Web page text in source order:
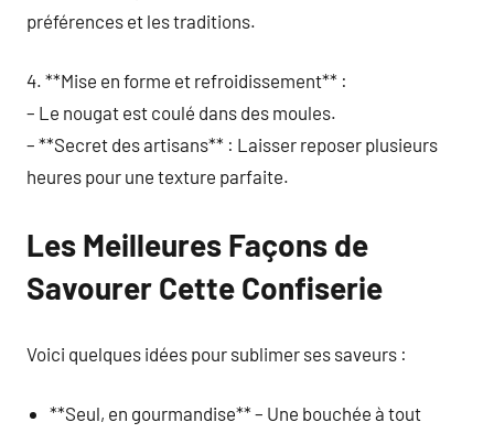
préférences et les traditions.
4. **Mise en forme et refroidissement** :
– Le nougat est coulé dans des moules.
– **Secret des artisans** : Laisser reposer plusieurs
heures pour une texture parfaite.
Les Meilleures Façons de
Savourer Cette Confiserie
Voici quelques idées pour sublimer ses saveurs :
**Seul, en gourmandise** – Une bouchée à tout